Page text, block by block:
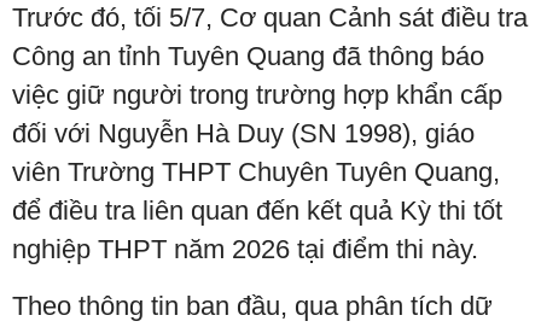
Trước đó, tối 5/7, Cơ quan Cảnh sát điều tra
Công an tỉnh Tuyên Quang đã thông báo
việc giữ người trong trường hợp khẩn cấp
đối với Nguyễn Hà Duy (SN 1998), giáo
viên Trường THPT Chuyên Tuyên Quang,
để điều tra liên quan đến kết quả Kỳ thi tốt
nghiệp THPT năm 2026 tại điểm thi này.
Theo thông tin ban đầu, qua phân tích dữ